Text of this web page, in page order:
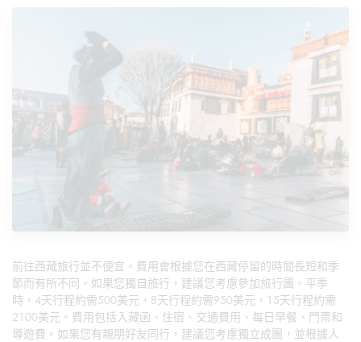
前往西藏旅行並不便宜。費用會根據您在西藏停留的時間長短和季
節而有所不同。如果您獨自旅行，建議您考慮參加旅行團。平季
時，4天行程約需500美元，8天行程約需950美元，15天行程約需
2100美元。費用包括入藏函、住宿、交通費用、每日早餐、門票和
導遊費。如果您有親朋好友同行，建議您考慮獨立成團，並根據人